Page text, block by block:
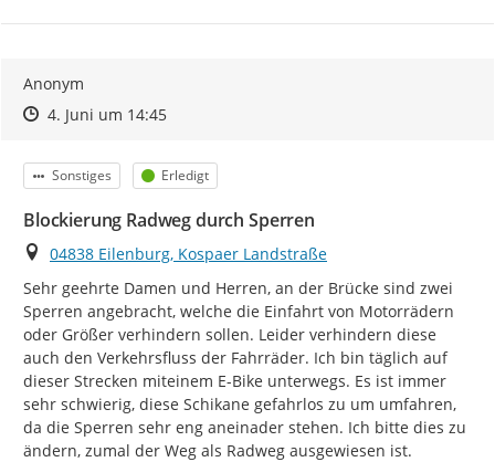
Anonym
Zeitpunkt des Erstellens
Zeitpunkt des Erstellens
4. Juni um 14:45Zur Äußerung
Kategorie
Sonstiges Status
Erledigt
Blockierung Radweg durch Sperren
Ort
04838 Eilenburg, Kospaer Landstraße
Sehr geehrte Damen und Herren, an der Brücke sind zwei
Sperren angebracht, welche die Einfahrt von Motorrädern
oder Größer verhindern sollen. Leider verhindern diese
auch den Verkehrsfluss der Fahrräder. Ich bin täglich auf
dieser Strecken miteinem E-Bike unterwegs. Es ist immer
sehr schwierig, diese Schikane gefahrlos zu um umfahren,
da die Sperren sehr eng aneinader stehen. Ich bitte dies zu
ändern, zumal der Weg als Radweg ausgewiesen ist.